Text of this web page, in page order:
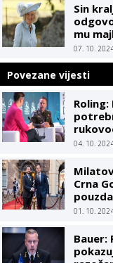
Sin
mu
07. 10.
Povezane vijesti
Roling:
04. 10.
Crna
01. 10.
Bauer: